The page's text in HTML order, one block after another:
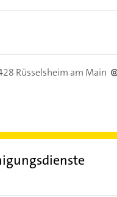
Rüsselsheim am Main